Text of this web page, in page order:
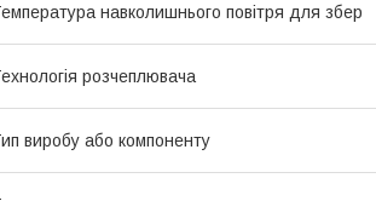
навколишнього повітря для збер
розчеплювача
виробу або компоненту